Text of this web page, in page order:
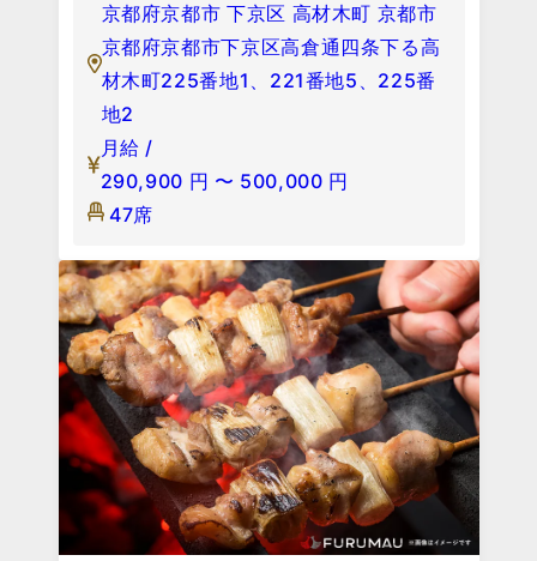
京都府京都市 下京区 高材木町 京都市
京都府京都市下京区高倉通四条下る高
材木町225番地1、221番地5、225番
地2
月給 /
290,900 円 〜 500,000 円
47席